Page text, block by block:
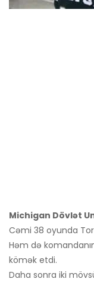
Michigan Dövlət
Cəmi 38 oyunda
Həm də
kömək etdi.
Daha sonra iki